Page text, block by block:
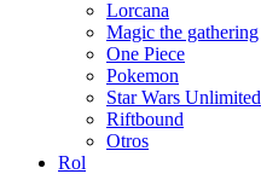
Lorcana
Magic the gathering
One Piece
Pokemon
Star Wars Unlimited
Riftbound
Otros
Rol